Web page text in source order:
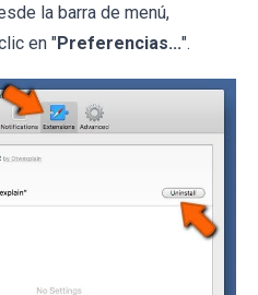
la barra de menú,
en "Preferencias...".